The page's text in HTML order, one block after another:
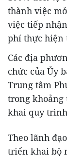
thành việc
việc tiếp
phí thực hiện
Các địa
chức của Ủy
Trung tâm
trong
khai quy
Theo lãnh
triển khai bộ